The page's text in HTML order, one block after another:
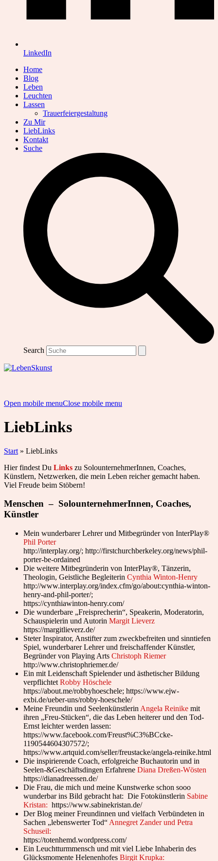
LinkedIn
Home
Blog
Leben
Leuchten
Lassen
Trauerfeiergestaltung
Zu Mir
LiebLinks
Kontakt
Suche
Search
Open mobile menuClose mobile menu
LiebLinks
Start » LiebLinks
Hier findest Du Links zu SolounternehmerInnen, Coaches,
Künstlern, Netzwerken, die mein Leben reicher gemacht haben.
Viel Freude beim Stöbern!
Menschen – SolounternehmerInnen, Coaches,
Künstler
Mein wunderbarer Lehrer und Mitbegründer von InterPlay®
Phil Porter
http://interplay.org/; http://firstchurchberkeley.org/news/phil-
porter-be-ordained
Die weitere Mitbegründerin von InterPlay®, Tänzerin,
Theologin, Geistliche Begleiterin Cynthia Winton-Henry
http://www.interplay.org/index.cfm/go/about:cynthia-winton-
henry-and-phil-porter/;
https://cynthiawinton-henry.com/
Die wunderbare „Freisprecherin“, Speakerin, Moderatorin,
Schauspielerin und Autorin Margit Lieverz
https://margitlieverz.de/
Steter Inspirator, Anstifter zum zweckbefreiten und sinntiefen
Spiel, wunderbarer Lehrer und freischaffender Künstler,
Begründer von Playing Arts Christoph Riemer
http://www.christophriemer.de/
Ein mit Leidenschaft Spielender und ästhetischer Bildung
verpflichtet Robby Höschele
https://about.me/robbyhoeschele; https://www.ejw-
exbi.de/ueber-uns/robby-hoeschele/
Meine Freundin und Seelenkünstlerin Angela Reinike mit
ihren „Freu-Stücken“, die das Leben heiterer und den Tod-
Ernst leichter werden lassen:
https://www.facebook.com/Freust%C3%BCcke-
1190544604307572/;
https://www.artquid.com/seller/freustacke/angela-reinike.html
Die inspirierende Coach, erfolgreiche Buchautorin und in
Seelen-&Geschäftsdingen Erfahrene Diana Dreßen-Wösten
https://dianadreessen.de/
Die Frau, die mich und meine Kunstwerke schon sooo
wunderbar ins Bild gebracht hat: Die Fotokünstlerin Sabine
Kristan: https://www.sabinekristan.de/
Der Blog meiner Freundinnen und vielfach Verbündeten in
Sachen „lebenswerter Tod“ Annegret Zander und Petra
Schuseil:
https://totenhemd.wordpress.com/
Ein Leuchtturmmensch und mit viel Liebe Inhaberin des
Glücksmomente Helenenhofes Birgit Krupka: